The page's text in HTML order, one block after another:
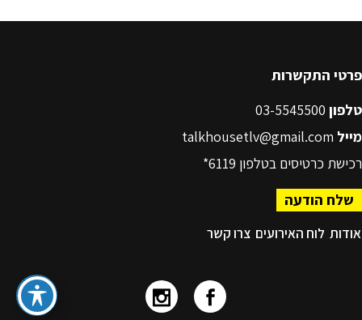
פרטי התקשרות
טלפון
מייל talkhousetlv@gmail.com
רכישת כרטיסים בטלפון 6119*
שלח הודעה
אודות לוח האירועים צרו קשר